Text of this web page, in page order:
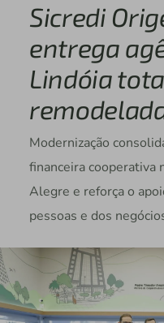
Sicredi
entrega
Lindóia
Modernização
financeira cooperativa
Alegre e reforça o
pessoas e dos